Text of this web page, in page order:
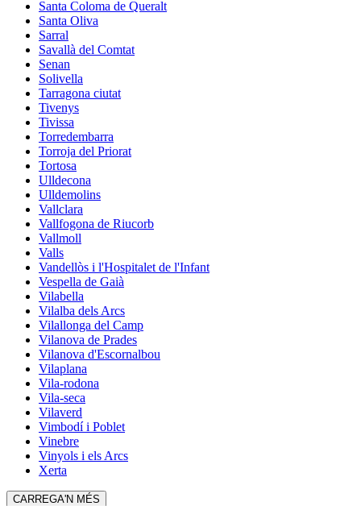
Santa Coloma de Queralt
Santa Oliva
Sarral
Savallà del Comtat
Senan
Solivella
Tarragona ciutat
Tivenys
Tivissa
Torredembarra
Torroja del Priorat
Tortosa
Ulldecona
Ulldemolins
Vallclara
Vallfogona de Riucorb
Vallmoll
Valls
Vandellòs i l'Hospitalet de l'Infant
Vespella de Gaià
Vilabella
Vilalba dels Arcs
Vilallonga del Camp
Vilanova de Prades
Vilanova d'Escornalbou
Vilaplana
Vila-rodona
Vila-seca
Vilaverd
Vimbodí i Poblet
Vinebre
Vinyols i els Arcs
Xerta
CARREGA'N MÉS